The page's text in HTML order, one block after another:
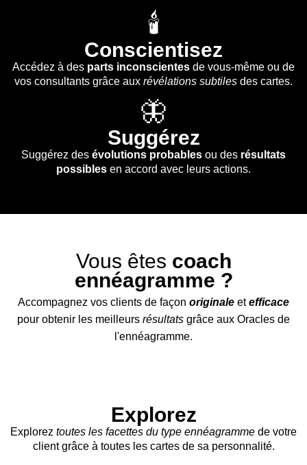
🕯️
Conscientisez
Accédez à des parts inconscientes de vous-même ou de
vos consultants grâce aux révélations subtiles des cartes.
🦋
Suggérez
Suggérez des évolutions probables ou des résultats
possibles en accord avec leurs actions.
Vous êtes coach
ennéagramme ?
Accompagnez vos clients de façon originale etefficace
pour obtenir les meilleurs résultats grâce aux Oracles de
l'ennéagramme.
Explorez
Explorez toutes les facettes du type ennéagramme de votre
client grâce à toutes les cartes de sa personnalité.